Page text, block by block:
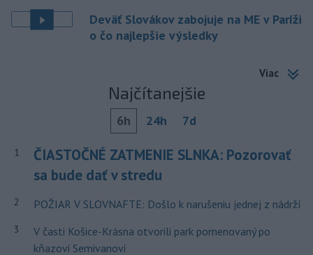
Deväť Slovákov zabojuje na ME v Paríži
o čo najlepšie výsledky
Viac
Najčítanejšie
6h 24h 7d
1
ČIASTOČNÉ ZATMENIE SLNKA: Pozorovať
sa bude dať v stredu
2 POŽIAR V SLOVNAFTE: Došlo k narušeniu jednej z nádrží
3
V časti Košice-Krásna otvorili park pomenovaný po
kňazovi Semivanovi